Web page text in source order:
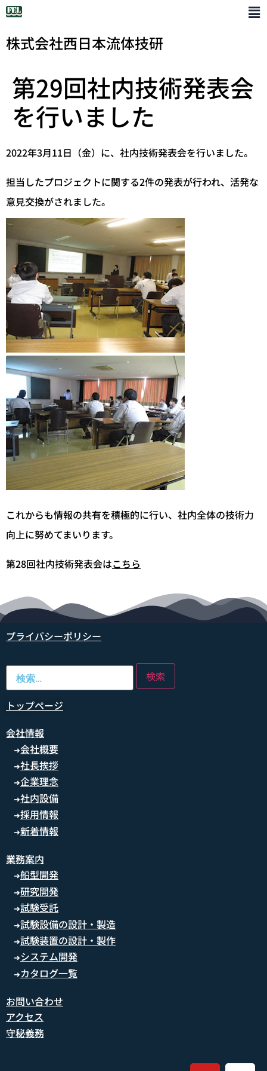
株式会社西日本流体技研
第29回社内技術発表会
を行いました
2022年3月11日（金）に、社内技術発表会を行いました。
担当したプロジェクトに関する2件の発表が行われ、活発な
意見交換がされました。
これからも情報の共有を積極的に行い、社内全体の技術力
向上に努めてまいります。
第28回社内技術発表会はこちら
プライバシーポリシー
トップページ
会社情報
➜会社概要
➜社長挨拶
➜企業理念
➜社内設備
➜採用情報
➜新着情報
業務案内
➜船型開発
➜研究開発
➜試験受託
➜試験設備の設計・製造
➜試験装置の設計・製作
➜システム開発
➜ カタログ一覧
お問い合わせ
アクセス
守秘義務